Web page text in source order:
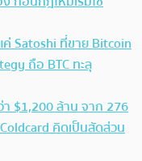
Satoshi ที่ขาย Bitcoin
ถือ BTC ทะลุ
$1,200 ล้าน จาก 276
คิดเป็นสัดส่วน